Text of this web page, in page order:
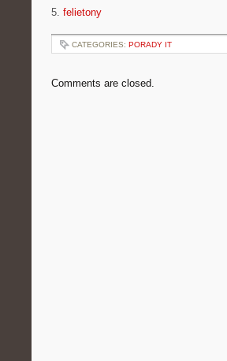
5. felietony
CATEGORIES: PORADY IT
Comments are closed.